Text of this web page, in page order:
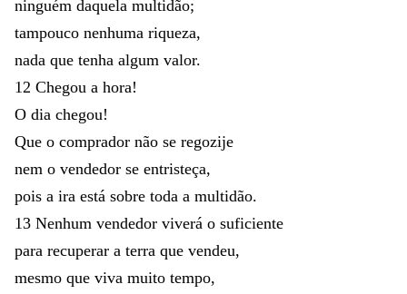
ninguém daquela multidão;
tampouco nenhuma riqueza,
nada que tenha algum valor.
12 Chegou a hora!
O dia chegou!
Que o comprador não se regozije
nem o vendedor se entristeça,
pois a ira está sobre toda a multidão.
13 Nenhum vendedor viverá o suficiente
para recuperar a terra que vendeu,
mesmo que viva muito tempo,